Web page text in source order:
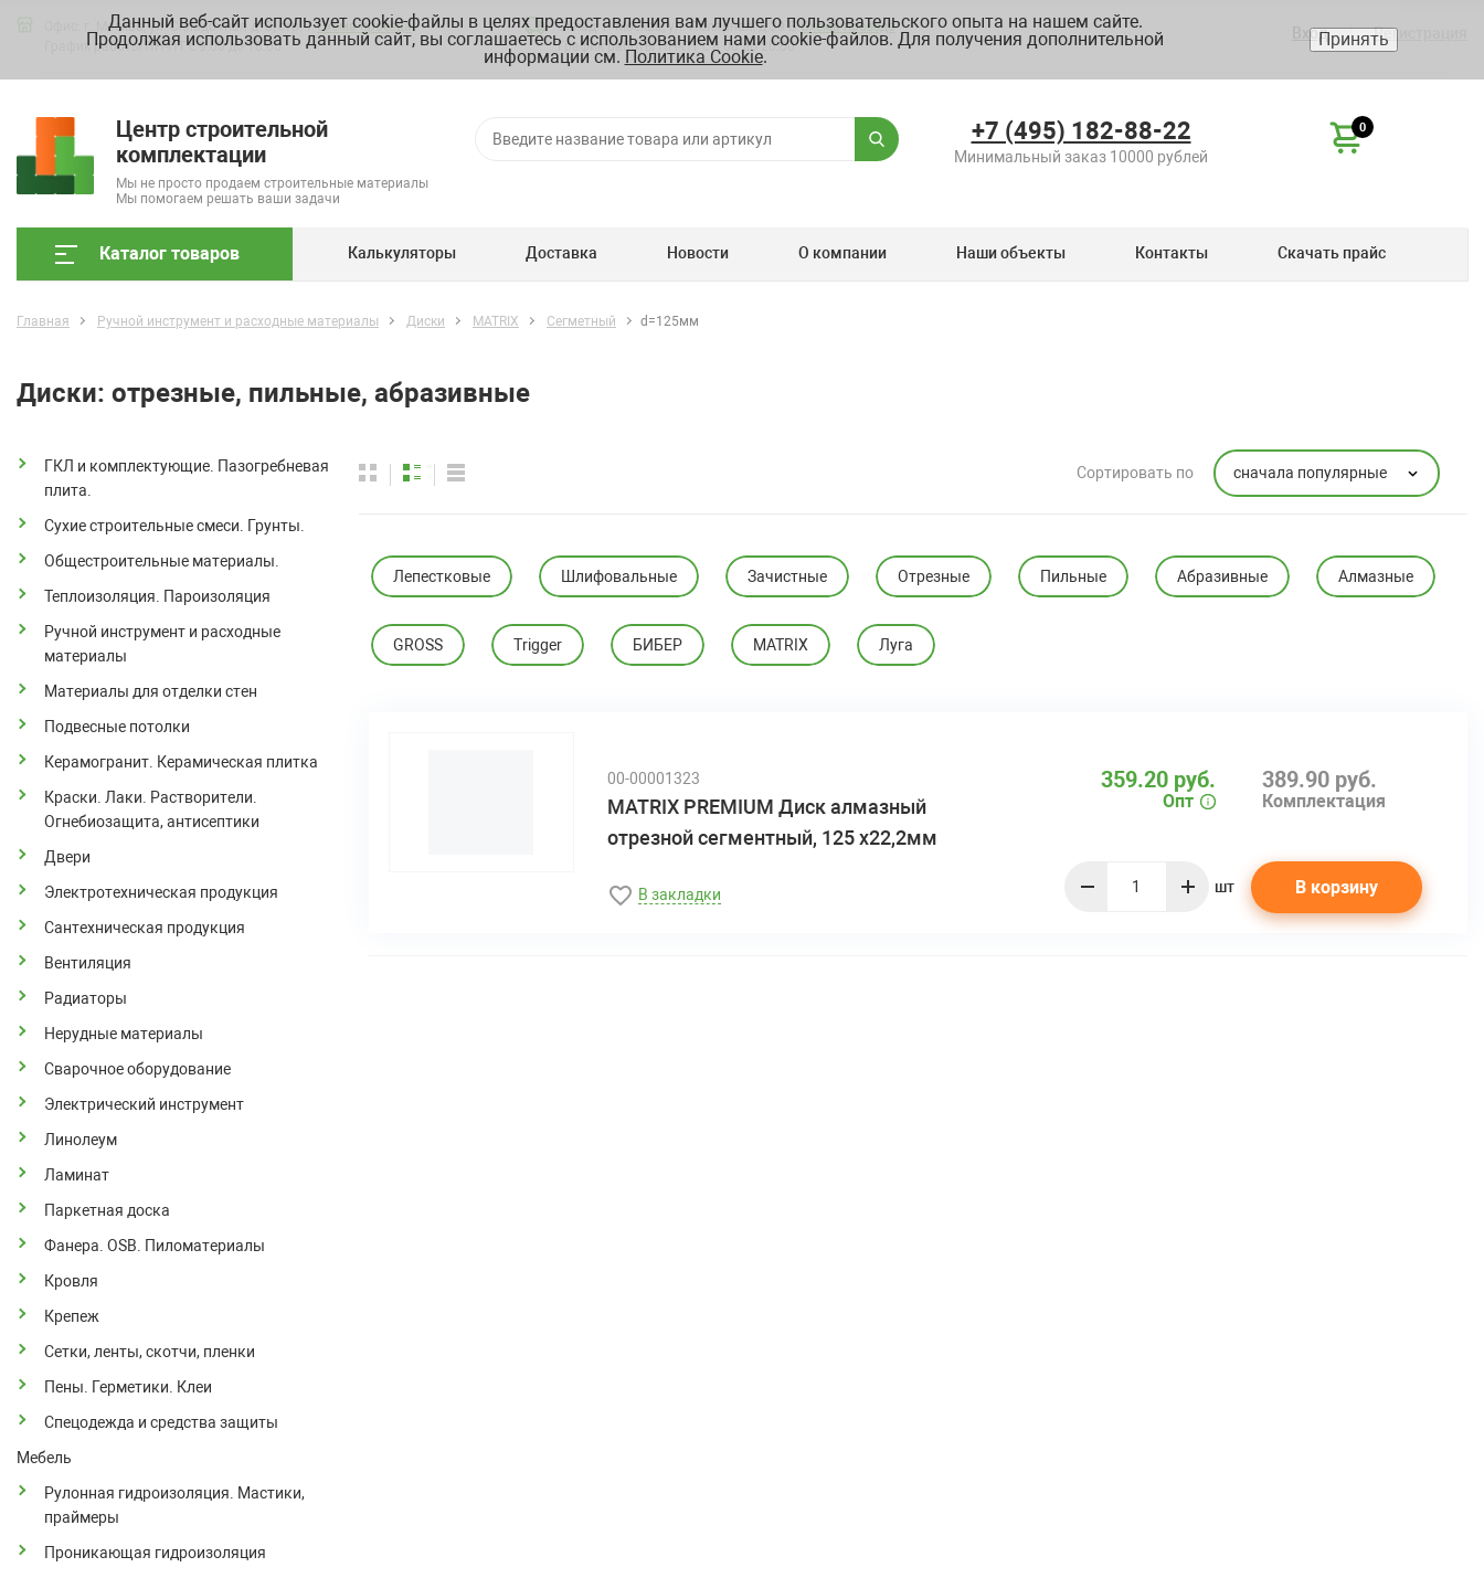
Вход Регистрация
Офис: г. Москва, ул. Складочная д. 3, стр. 7Схема проезда
График работы ПН-ПТ с 9.00 до 18.00
Склад: г. Москва, ул. Полярная, д.39 БСхема проезда
График работы ПН-ПТ с 8.00 до 20.00
Центр строительной
комплектации
Мы не просто продаем строительные материалы
Мы помогаем решать ваши задачи
+7 (495) 182-88-22
Минимальный заказ 10000 рублей
0
Каталог товаров Калькуляторы Доставка Новости О компании Наши объекты Контакты Скачать прайс
Главная Ручной инструмент и расходные материалы Диски MATRIX Cегметный d=125мм
Диски: отрезные, пильные, абразивные
Сортировать по сначала популярные
ГКЛ и комплектующие. Пазогребневая
плита.
Сухие строительные смеси. Грунты.
Общестроительные материалы.
Теплоизоляция. Пароизоляция
Ручной инструмент и расходные
материалы
Материалы для отделки стен
Подвесные потолки
Керамогранит. Керамическая плитка
Краски. Лаки. Растворители.
Огнебиозащита, антисептики
Двери
Электротехническая продукция
Сантехническая продукция
Вентиляция
Радиаторы
Нерудные материалы
Сварочное оборудование
Электрический инструмент
Линолеум
Ламинат
Паркетная доска
Фанера. OSB. Пиломатериалы
Кровля
Крепеж
Сетки, ленты, скотчи, пленки
Пены. Герметики. Клеи
Спецодежда и средства защиты
Мебель
Рулонная гидроизоляция. Мастики,
праймеры
Проникающая гидроизоляция
Лепестковые Шлифовальные Зачистные Отрезные Пильные Абразивные Алмазные
GROSS Trigger БИБЕР MATRIX Луга
00-00001323
MATRIX PREMIUM Диск алмазный
отрезной сегментный, 125 х22,2мм
В закладки
389.90 руб.
Комплектация
359.20 руб.
Опт
шт В корзину
Данный веб-сайт использует cookie-файлы в целях предоставления вам лучшего пользовательского опыта на нашем сайте.
Продолжая использовать данный сайт, вы соглашаетесь с использованием нами cookie-файлов. Для получения дополнительной
информации см. Политика Cookie.
Принять